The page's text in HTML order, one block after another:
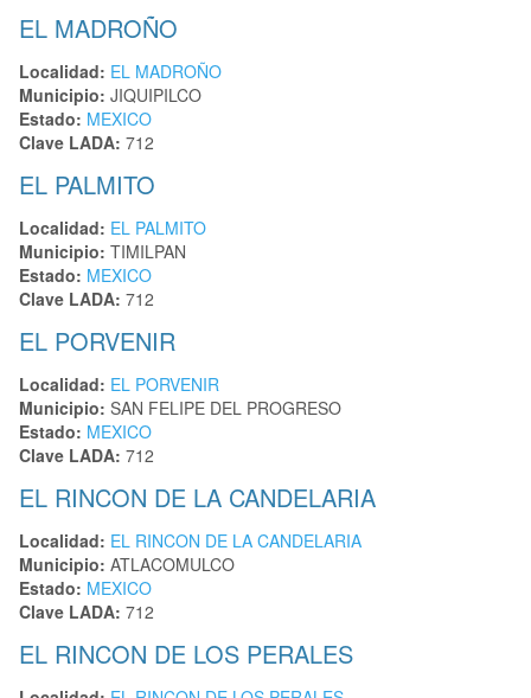
EL MADROÑO
Localidad: EL MADROÑO
Municipio: JIQUIPILCO
Estado: MEXICO
Clave LADA: 712
EL PALMITO
Localidad: EL PALMITO
Municipio: TIMILPAN
Estado: MEXICO
Clave LADA: 712
EL PORVENIR
Localidad: EL PORVENIR
Municipio: SAN FELIPE DEL PROGRESO
Estado: MEXICO
Clave LADA: 712
EL RINCON DE LA CANDELARIA
Localidad: EL RINCON DE LA CANDELARIA
Municipio: ATLACOMULCO
Estado: MEXICO
Clave LADA: 712
EL RINCON DE LOS PERALES